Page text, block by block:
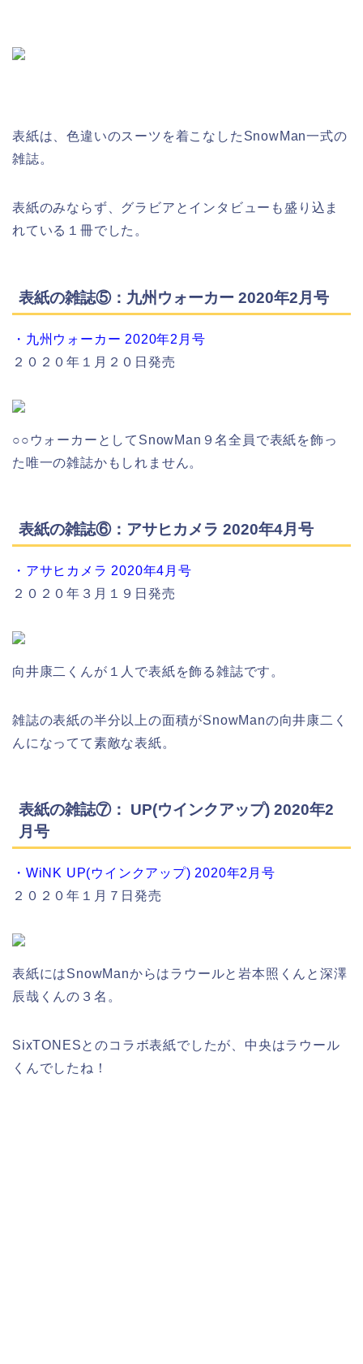
表紙は、色違いのスーツを着こなしたSnowMan一式の
雑誌。
表紙のみならず、グラビアとインタビューも盛り込ま
れている１冊でした。
表紙の雑誌⑤：九州ウォーカー 2020年2月号
・九州ウォーカー 2020年2月号
２０２０年１月２０日発売
○○ウォーカーとしてSnowMan９名全員で表紙を飾っ
た唯一の雑誌かもしれません。
表紙の雑誌⑥：アサヒカメラ 2020年4月号
・アサヒカメラ 2020年4月号
２０２０年３月１９日発売
向井康二くんが１人で表紙を飾る雑誌です。
雑誌の表紙の半分以上の面積がSnowManの向井康二く
んになってて素敵な表紙。
表紙の雑誌⑦： UP(ウインクアップ) 2020年2
月号
・WiNK UP(ウインクアップ) 2020年2月号
２０２０年１月７日発売
表紙にはSnowManからはラウールと岩本照くんと深澤
辰哉くんの３名。
SixTONESとのコラボ表紙でしたが、中央はラウール
くんでしたね！